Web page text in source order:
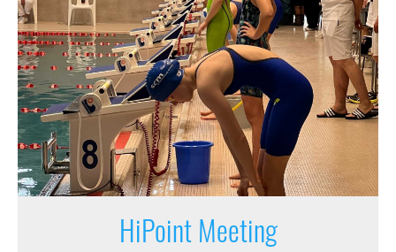
HiPoint Meeting